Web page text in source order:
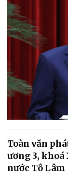
Toàn văn
ương 3, khoá
nước Tô Lâm